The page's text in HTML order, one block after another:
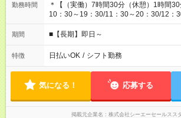
勤務時間
＊【（実働）7時間30分（休憩）1時間
10：30～19：30/11：30～20：30/12：
期間 ■【長期】即日～
特徴 日払いOK / シフト勤務
気になる！ 応募する
掲載元企業名 株式会社シーエーセールスス